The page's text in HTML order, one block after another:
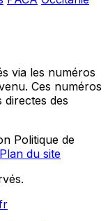
via les numéros
Ces numéros
des
Politique de
Plan du site